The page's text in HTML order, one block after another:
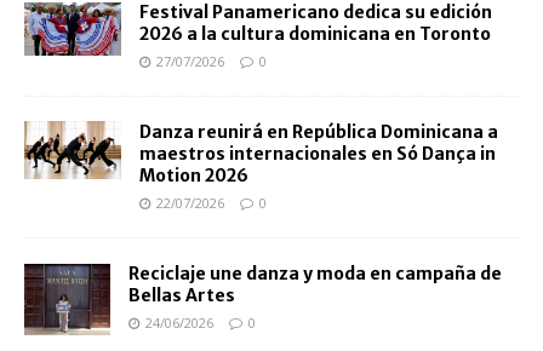
Festival Panamericano dedica su edición
2026 a la cultura dominicana en Toronto
27/07/2026 0
Danza reunirá en República Dominicana a
maestros internacionales en Só Dança in
Motion 2026
22/07/2026 0
Reciclaje une danza y moda en campaña de
Bellas Artes
24/06/2026 0